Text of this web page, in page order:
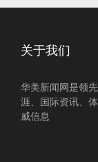
关于我们
华美新闻网是领
涯、国际资讯、
威信息